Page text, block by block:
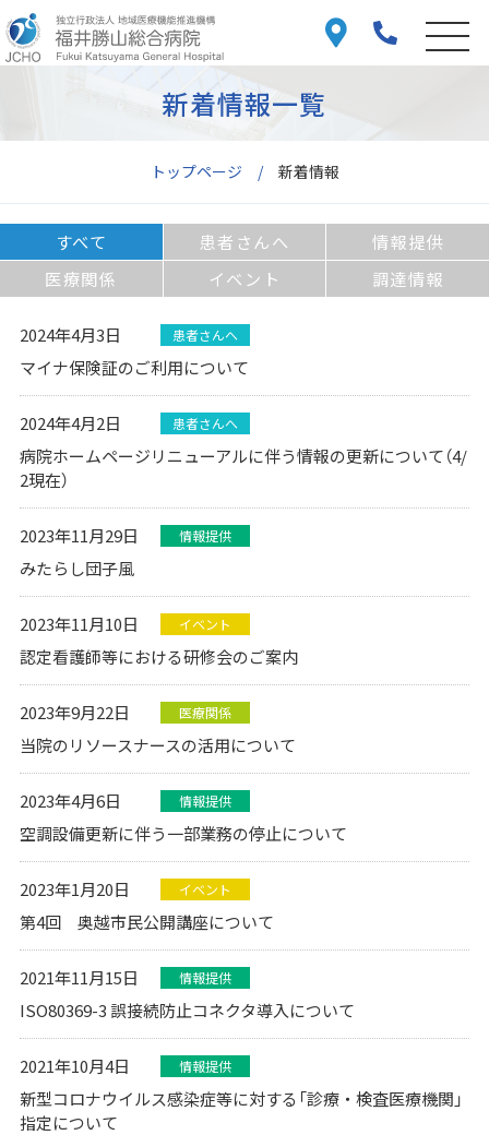
トップページ 新着情報
新着情報一覧
すべて 患者さんへ
情報提供
医療関係
イベント 調達情報
2024年4月3日 患者さんへ
マイナ保険証のご利用について
2024年4月2日 患者さんへ
病院ホームページリニューアルに伴う情報の更新について（4/
2現在）
2023年11月29日 情報提供
みたらし団子風
2023年11月10日 イベント
認定看護師等における研修会のご案内
2023年9月22日 医療関係
当院のリソースナースの活用について
2023年4月6日 情報提供
空調設備更新に伴う一部業務の停止について
2023年1月20日 イベント
第4回 奥越市民公開講座について
2021年11月15日 情報提供
ISO80369-3 誤接続防止コネクタ導入について
2021年10月4日 情報提供
新型コロナウイルス感染症等に対する「診療・検査医療機関」
指定について